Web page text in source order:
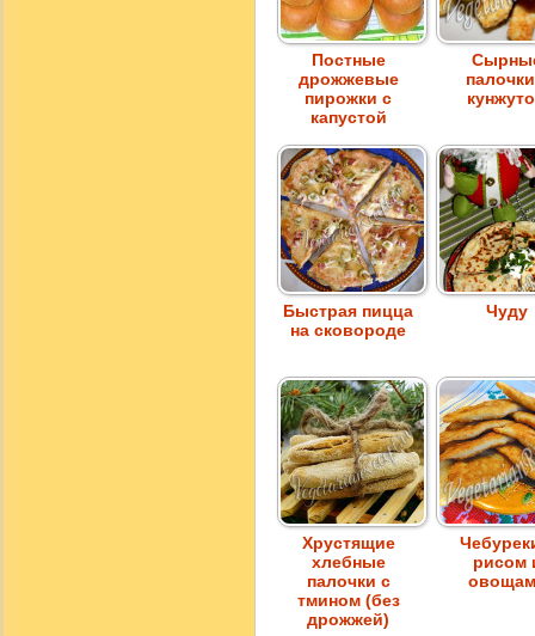
Постные
дрожжевые
пирожки с
капустой
Быстрая пицца
на сковороде
Чуду
Хрустящие
хлебные
палочки с
тмином (без
дрожжей)
рисом